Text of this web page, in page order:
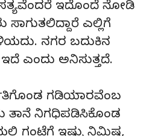
ಇದೊಂದೆ ನೋಡಿ
ಎಲ್ಲಿಗೆ
ನಗರ ಬದುಕಿನ
ಎಂದು ಅನಿಸುತ್ತದೆ.
ಗಡಿಯಾರವೆಂಬ
ತಾನೆ ನಿಗಧಿಪಡಿಸಿಕೊಂಡ